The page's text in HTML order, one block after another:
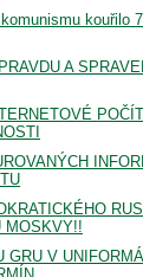
kouřilo
A
MOSKVY!!
V